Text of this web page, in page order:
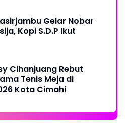
Gelar Nobar
Kopi S.D.P Ikut
Cihanjuang Rebut
Tenis Meja di
Kota Cimahi